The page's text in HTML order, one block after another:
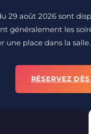
29 août 2026 sont
généralement les
une place dans la salle.
RÉSERVEZ